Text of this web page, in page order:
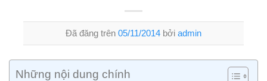
Đã đăng trên 05/11/2014 bởi admin
Những nội dung chính